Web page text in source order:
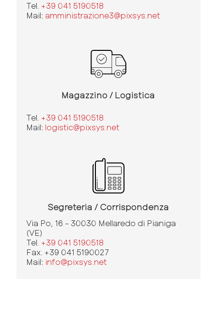
Tel. +39 041 5190518
Mail: amministrazione3@pixsys.net
Magazzino / Logistica
Tel. +39 041 5190518
Mail: logistic@pixsys.net
Segreteria / Corrispondenza
Via Po, 16 - 30030 Mellaredo di Pianiga
(VE)
Tel. +39 041 5190518
Fax. +39 041 5190027
Mail: info@pixsys.net